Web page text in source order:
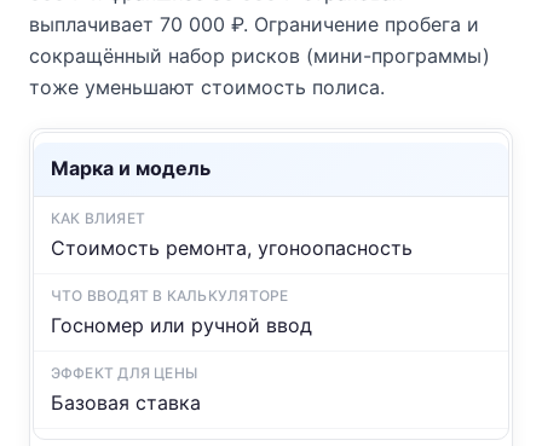
выплачивает 70 000 ₽. Ограничение пробега и
сокращённый набор рисков (мини-программы)
тоже уменьшают стоимость полиса.
Марка и модель
Стоимость ремонта, угоноопасность
Госномер или ручной ввод
Базовая ставка